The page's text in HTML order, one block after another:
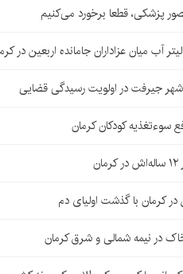
پزشکی، قطعا برخورد می‌کنیم
شهر جیرفت در اولویت رسیدگی قضایی
سوءتغذیه کودکان کرمان
کرمان با گذشت اولیای دم
در نیمه شمالی و شرق کرمان